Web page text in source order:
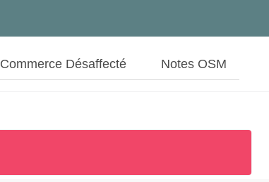
Commerce Désaffecté Notes OSM